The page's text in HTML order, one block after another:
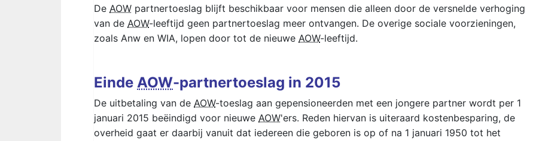
De AOW partnertoeslag blijft beschikbaar voor mensen die alleen door de versnelde verhoging
van de AOW-leeftijd geen partnertoeslag meer ontvangen. De overige sociale voorzieningen,
zoals Anw en WIA, lopen door tot de nieuwe AOW-leeftijd.
Einde AOW-partnertoeslag in 2015
De uitbetaling van de AOW-toeslag aan gepensioneerden met een jongere partner wordt per 1
januari 2015 beëindigd voor nieuwe AOW'ers. Reden hiervan is uiteraard kostenbesparing, de
overheid gaat er daarbij vanuit dat iedereen die geboren is op of na 1 januari 1950 tot het